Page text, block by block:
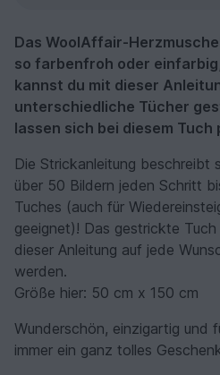
Das WoolAffair-
so farbenfroh oder
kannst du mit dieser
unterschiedliche Tücher
lassen sich bei diesem
Die Strickanleitung beschreibt
über 50 Bildern jeden Schritt
Tuches (auch für
geeignet)! Das gestrickte
dieser Anleitung auf jede
werden.
Größe hier: 50 cm x 150 cm
Wunderschön, einzigartig und
immer ein ganz tolles